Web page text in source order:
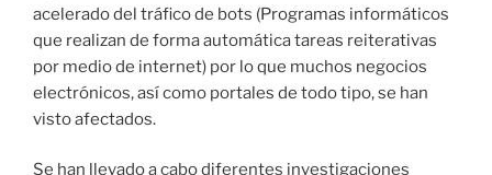
acelerado del tráfico de bots (Programas informáticos
que realizan de forma automática tareas reiterativas
por medio de internet) por lo que muchos negocios
electrónicos, así como portales de todo tipo, se han
visto afectados.
Se han llevado a cabo diferentes investigaciones